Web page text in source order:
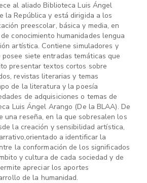
al aliado Biblioteca Luis Ángel
la República y está dirigida a los
preescolar, básica y media, en
conocimiento humanidades lengua
artística. Contiene simuladores y
siete entradas temáticas que
presentar textos cortos sobre
revistas literarias y temas
de la literatura y la poesía
de adquisiciones o temas de
Luis Ángel Arango (De la BLAA). De
una reseña, en la que sobresalen los
la creación y sensibilidad artística,
a identificar la
la conformación de los significados
y cultura de cada sociedad y de
apreciar los aportes
de la humanidad.